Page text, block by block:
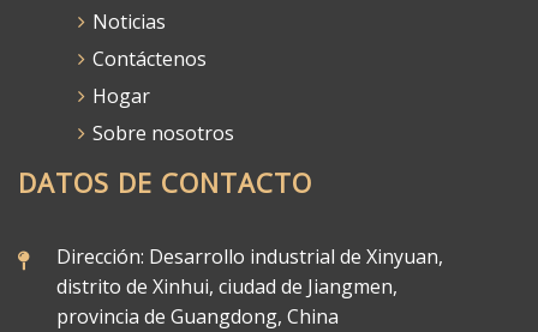
Noticias
Contáctenos
Hogar
Sobre nosotros
DATOS DE CONTACTO
Dirección: Desarrollo industrial de Xinyuan,
distrito de Xinhui, ciudad de Jiangmen,
provincia de Guangdong, China